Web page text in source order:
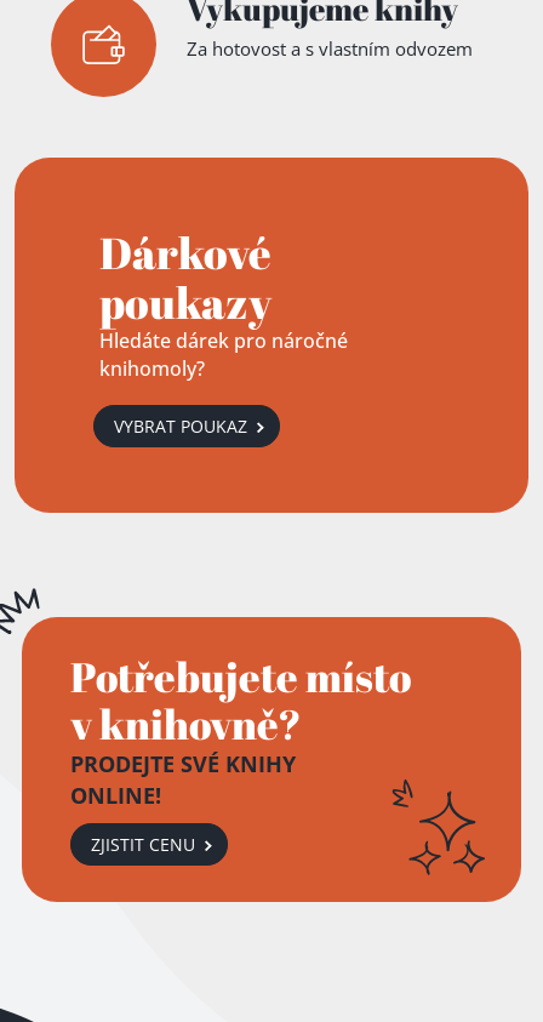
Za hotovost a s vlastním odvozem
Dárkové
poukazy
Hledáte dárek pro náročné
knihomoly?
VYBRAT POUKAZ
Potřebujete místo
v knihovně?
PRODEJTE SVÉ KNIHY
ONLINE!
ZJISTIT CENU